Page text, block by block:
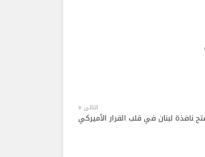
التالى
نافذة لبنان في قلب القرار الأميركي